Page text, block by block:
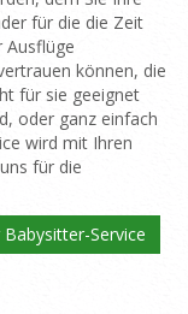
für die die Zeit
Ausflüge
können, die
für sie geeignet
oder ganz einfach
wird mit Ihren
für die
Service